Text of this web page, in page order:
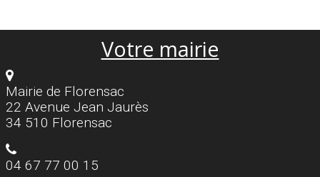
Votre mairie
Mairie de Florensac
22 Avenue Jean Jaurès
34 510 Florensac
04 67 77 00 15